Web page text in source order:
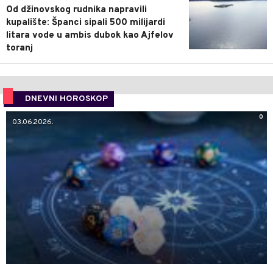
Od džinovskog rudnika napravili
kupalište: Španci sipali 500 milijardi
litara vode u ambis dubok kao Ajfelov
toranj
DNEVNI HOROSKOP
0
03.06.2026.